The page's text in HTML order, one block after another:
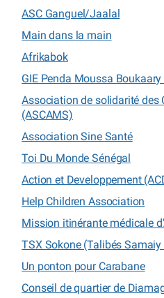
ASC Ganguel/Jaalal
Main dans la main
Afrikabok
GIE Penda Moussa Boukaary
Association de solidarité des
(ASCAMS)
Association Sine Santé
Toi Du Monde Sénégal
Action et Developpement
Help Children Association
Mission itinérante médicale
TSX Sokone (Talibés
Un ponton pour Carabane
Conseil de quartier de